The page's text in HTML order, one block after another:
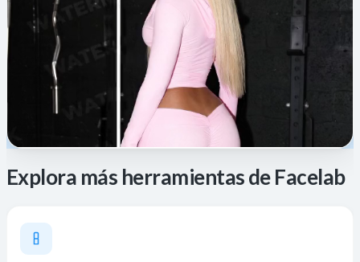
Explora más herramientas de Facelab